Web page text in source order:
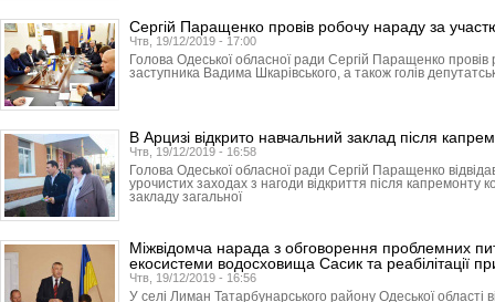
Сергій Паращенко провів робочу нараду за
Чтв, 19/12/2019 - 17:00
Голова Одеської обласної ради Сергій Паращенко
заступника Вадима Шкарівського, а також голів
В Арцизі відкрито навчальний заклад після
Чтв, 19/12/2019 - 16:58
Голова Одеської обласної ради Сергій Паращенко
урочистих заходах з нагоди відкриття після капремонту
закладу загальної
Міжвідомча нарада з обговорення проблемних
екосистеми водосховища Сасик та реабілітації
Чтв, 19/12/2019 - 16:56
У селі Лиман Татарбунарського району Одеської області